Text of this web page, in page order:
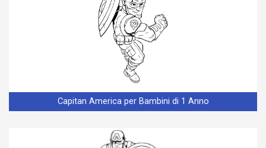
Capitan America per Bambini di 1 Anno